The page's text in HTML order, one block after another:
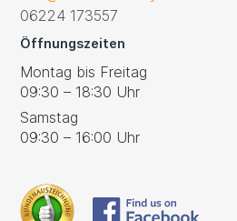
06224 173557
Öffnungszeiten
Montag bis Freitag
09:30 – 18:30 Uhr
Samstag
09:30 – 16:00 Uhr